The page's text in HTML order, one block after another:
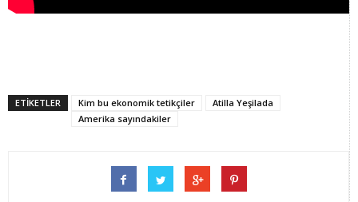
ETİKETLER Kim bu ekonomik tetikçiler
Atilla Yeşilada
Amerika sayındakiler